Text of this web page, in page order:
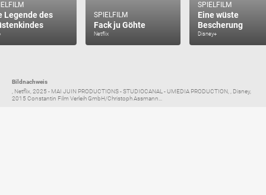
Legende des
SPIELFILM
Fack ju Göhte
Netflix
SPIELFILM
Eine wüste
Bescherung
Disney+
Bildnachweis
, Netflix, 2025 - MAI JUIN PRODUCTIONS - STUDIOCANAL - UMEDIA PRODUCTION, , Disney,
2015 Constantin Film Verleih GmbH/Christoph Assmann...